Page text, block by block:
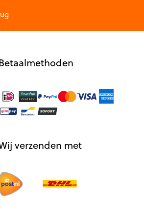
verzenden met